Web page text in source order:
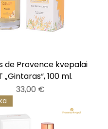
de Provence kvepalai
„Gintaras“, 100 ml.
Kaina
33,00 €